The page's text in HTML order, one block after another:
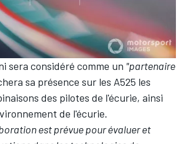
sera considéré comme un "partenaire
sa présence sur les A525 les
des pilotes de l'écurie, ainsi
de l'écurie.
est prévue pour évaluer et